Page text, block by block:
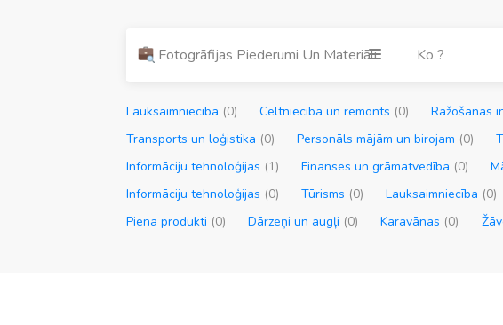
Fotogrāfijas Piederumi Un Materiāli
Lauksaimniecība (0) Celtniecība un remonts (0) Ražošanas
Transports un loģistika (0) Personāls mājām un birojam (0)
Informāciju tehnoloģijas (1) Finanses un grāmatvedība (0)
Informāciju tehnoloģijas (0) Tūrisms (0) Lauksaimniecība (0)
Piena produkti (0) Dārzeņi un augļi (0) Karavānas (0)